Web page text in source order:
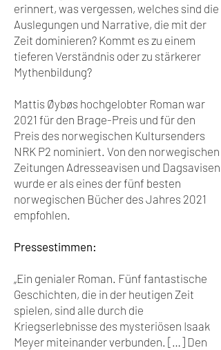
erinnert, was vergessen, welches sind die
Auslegungen und Narrative, die mit der
Zeit dominieren? Kommt es zu einem
tieferen Verständnis oder zu stärkerer
Mythenbildung?
Mattis Øybøs hochgelobter Roman war
2021 für den Brage-Preis und für den
Preis des norwegischen Kultursenders
NRK P2 nominiert. Von den norwegischen
Zeitungen Adresseavisen und Dagsavisen
wurde er als eines der fünf besten
norwegischen Bücher des Jahres 2021
empfohlen.
Pressestimmen:
„Ein genialer Roman. Fünf fantastische
Geschichten, die in der heutigen Zeit
spielen, sind alle durch die
Kriegserlebnisse des mysteriösen Isaak
Meyer miteinander verbunden. […] Den